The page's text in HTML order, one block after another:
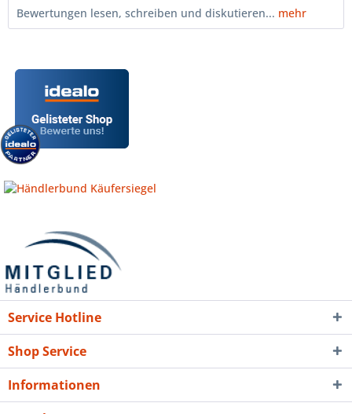
Bewertungen lesen, schreiben und diskutieren... mehr
Service Hotline
Shop Service
Informationen